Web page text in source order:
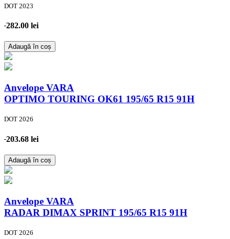
DOT 2023
282.00 lei
Adaugă în coș
Anvelope VARA
OPTIMO TOURING OK61 195/65 R15 91H
DOT 2026
203.68 lei
Adaugă în coș
Anvelope VARA
RADAR DIMAX SPRINT 195/65 R15 91H
DOT 2026